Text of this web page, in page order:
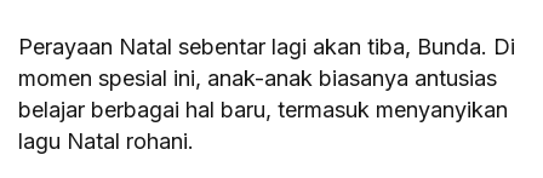
Perayaan Natal sebentar lagi akan tiba, Bunda. Di
momen spesial ini, anak-anak biasanya antusias
belajar berbagai hal baru, termasuk menyanyikan
lagu Natal rohani.